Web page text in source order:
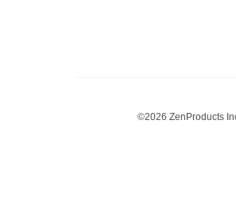
©2026 ZenProducts